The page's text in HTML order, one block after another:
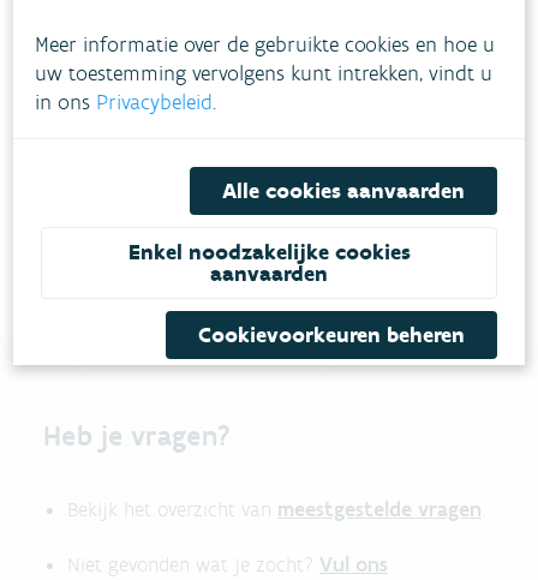
Heb je vragen?
Bekijk het overzicht van meestgestelde vragen.
Niet gevonden wat je zocht? Vul ons
Meer informatie over de gebruikte cookies en hoe u
uw toestemming vervolgens kunt intrekken, vindt u
in ons Privacybeleid.
Alle cookies aanvaarden
Enkel noodzakelijke cookies
aanvaarden
Cookievoorkeuren beheren